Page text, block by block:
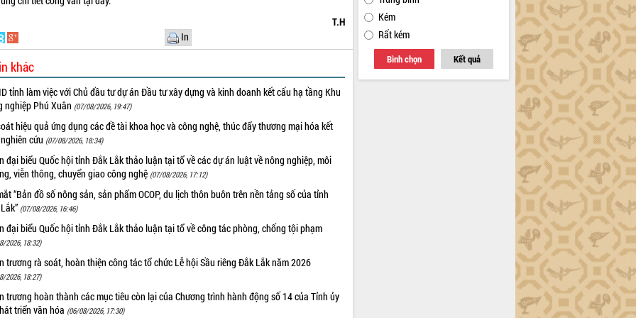
T.H
In
khác
tỉnh làm việc với Chủ đầu tư dự án Đầu tư xây dựng và kinh doanh kết cấu hạ tầng Khu
nghiệp Phú Xuân (07/08/2026, 19:47)
hiệu quả ứng dụng các đề tài khoa học và công nghệ, thúc đẩy thương mại hóa kết
cứu (07/08/2026, 18:34)
đại biểu Quốc hội tỉnh Đắk Lắk thảo luận tại tổ về các dự án luật về nông nghiệp, môi
viễn thông, chuyển giao công nghệ (07/08/2026, 17:12)
“Bản đồ số nông sản, sản phẩm OCOP, du lịch thôn buôn trên nền tảng số của tỉnh
(07/08/2026, 16:46)
đại biểu Quốc hội tỉnh Đắk Lắk thảo luận tại tổ về công tác phòng, chống tội phạm
2026, 18:32)
trương rà soát, hoàn thiện công tác tổ chức Lễ hội Sầu riêng Đắk Lắk năm 2026
2026, 18:27)
trương hoàn thành các mục tiêu còn lại của Chương trình hành động số 14 của Tỉnh ủy
triển văn hóa (06/08/2026, 17:30)
Kém
Rất kém
Bình chọn Kết quả